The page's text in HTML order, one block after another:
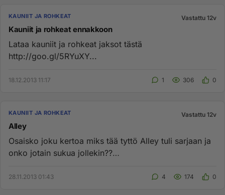
KAUNIIT JA ROHKEAT Vastattu 12v
Kauniit ja rohkeat ennakkoon
Lataa kauniit ja rohkeat jaksot tästä
http://goo.gl/5RYuXY...
18.12.2013 11:17 1 306 0
KAUNIIT JA ROHKEAT Vastattu 12v
Alley
Osaisko joku kertoa miks tää tyttö Alley tuli sarjaan ja
onko jotain sukua jollekin??
28.11.2013 01:43 4 174 0